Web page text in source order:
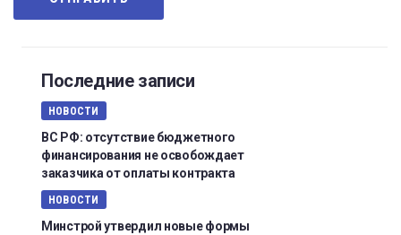
Последние записи
НОВОСТИ
ВС РФ: отсутствие бюджетного
финансирования не освобождает
заказчика от оплаты контракта
НОВОСТИ
Минстрой утвердил новые формы